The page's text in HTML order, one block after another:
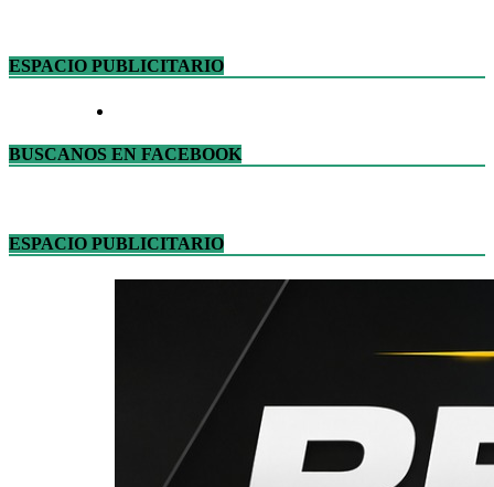
ESPACIO PUBLICITARIO
BUSCANOS EN FACEBOOK
ESPACIO PUBLICITARIO